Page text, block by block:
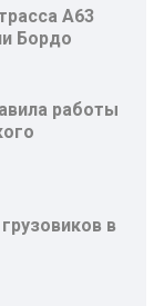
A63
Бордо
работы
в